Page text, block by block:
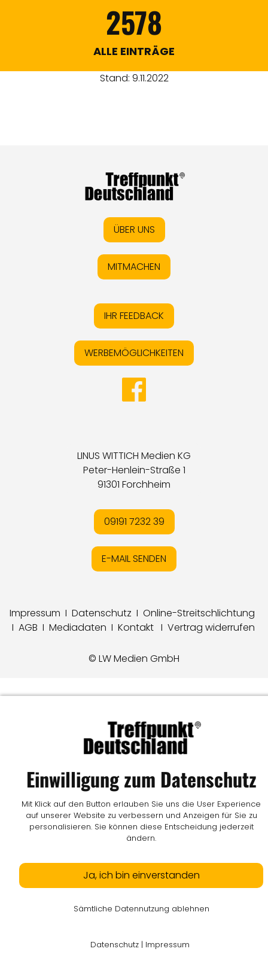
2578
ALLE EINTRÄGE
Stand: 9.11.2022
ÜBER UNS
MITMACHEN
IHR FEEDBACK
WERBEMÖGLICHKEITEN
LINUS WITTICH Medien KG
Peter-Henlein-Straße 1
91301 Forchheim
09191 7232 39
E-MAIL SENDEN
Impressum I Datenschutz I Online-Streitschlichtung
I AGB I Mediadaten I Kontakt I Vertrag widerrufen
© LW Medien GmbH
Einwilligung zum Datenschutz
Mit Klick auf den Button erlauben Sie uns die User Experience
auf unserer Website zu verbessern und Anzeigen für Sie zu
personalisieren. Sie können diese Entscheidung jederzeit
ändern.
Ja, ich bin einverstanden
Sämtliche Datennutzung ablehnen
Datenschutz | Impressum